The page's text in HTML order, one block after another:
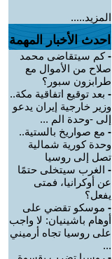
المزيد.....
احدث الأخبار المهمة
-كم سيتقاضى محمد
صلاح من الأموال مع
طرابزون سبور؟
- بعد توقيع اتفاقية مكة..
وزير خارجية إيران يدعو
إلى -وحدة الم ...
- مع صواريخ بالستية..
وحدة كورية شمالية
تصل إلى روسيا
- الغرب سيتخلى حتمًا
عن أوكرانيا، فمتى
يفعل؟
- موسكو تقضي على
أوهام باشينيان: لا واجب
على روسيا تجاه أرميني
...